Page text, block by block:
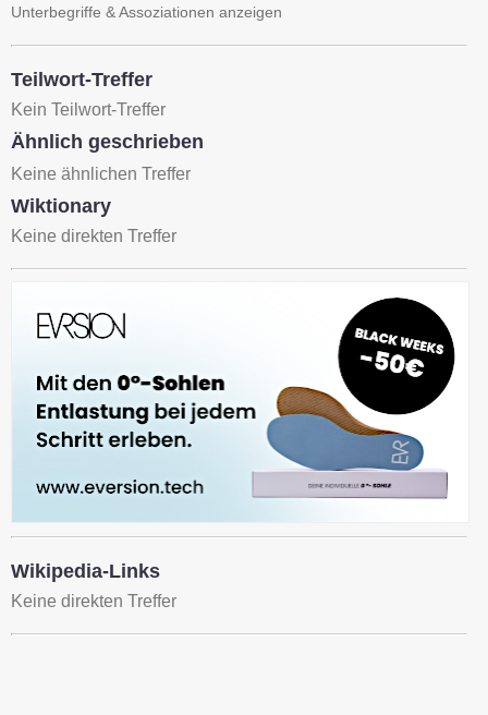
Unterbegriffe & Assoziationen anzeigen
Teilwort-Treffer
Kein Teilwort-Treffer
Ähnlich geschrieben
Keine ähnlichen Treffer
Wiktionary
Keine direkten Treffer
Wikipedia-Links
Keine direkten Treffer